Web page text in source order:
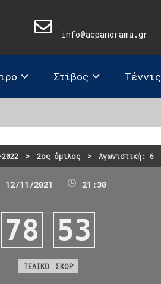
info@acpanorama.gr
Στίβος Τέννις
> 2ος όμιλος > Αγωνιστική: 6
12/11/2021 21:30
78 53
ΤΕΛΙΚΟ ΣΚΟΡ